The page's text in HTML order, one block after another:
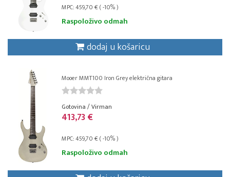
MPC: 459,70 € ( -10% )
Raspoloživo odmah
dodaj u košaricu
Mooer MMT100 Iron Grey električna gitara
Gotovina / Virman
413,73 €
MPC: 459,70 € ( -10% )
Raspoloživo odmah